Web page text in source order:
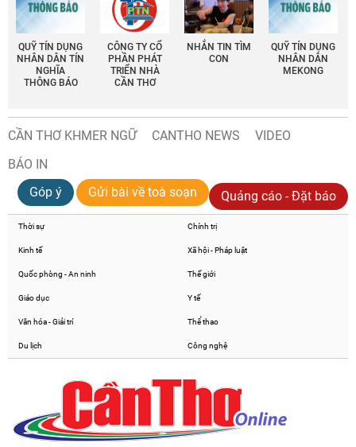
QUỸ TÍN DỤNG
NHÂN DÂN TÍN
NGHĨA
THÔNG BÁO
CÔNG TY CỔ
PHẦN PHÁT
TRIỂN NHÀ
CẦN THƠ
NHẮN TIN TÌM
CON
QUỸ TÍN DỤNG
NHÂN DÂN
MEKONG
CẦN THƠ KHMER NGỮ CANTHO NEWS
VIDEO
BÁO IN
Góp ý
Gửi bài về toà soạn Quảng cáo - Đặt báo
Thời sự Chính trị
Kinh tế Xã hội - Pháp luật
Quốc phòng - An ninh Thế giới
Giáo dục Y tế
Văn hóa - Giải trí Thể thao
Du lịch Công nghệ